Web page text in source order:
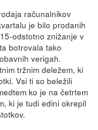
računalnikov
je bilo prodanih
odstotno znižanje v
botrovala tako
verigah.
tržnim deležem, ki
Vsi ti so beležili
ko je na četrtem
ki je tudi edini okrepil